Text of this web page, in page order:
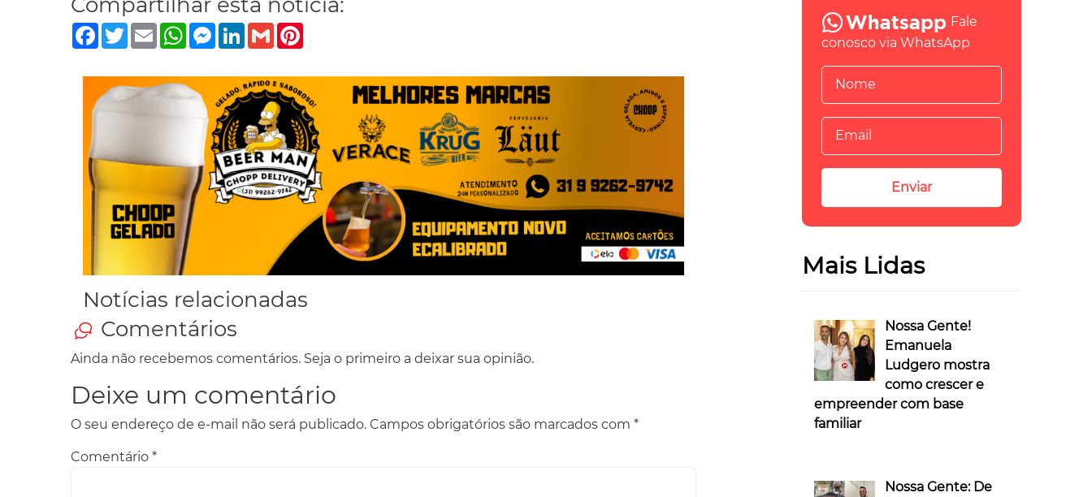
Facebook
TwitterEmailWhatsApp
Messenger
LinkedIn
Gmail
Notícias relacionadas
Comentários
Ainda não recebemos comentários. Seja o primeiro a deixar sua opinião.
Deixe um comentário
O seu endereço de e-mail não será publicado. Campos obrigatórios são marcados com *
Comentário *
Fale
conosco via WhatsApp
Mais Lidas
Nossa Gente!
Emanuela
Ludgero mostra
como crescer e
empreender com base
familiar
Nossa Gente: De